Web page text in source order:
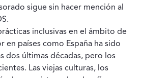
sigue sin hacer mención al
inclusivas en el ámbito de
en países como España ha sido
dos últimas décadas, pero los
Las viejas culturas, los